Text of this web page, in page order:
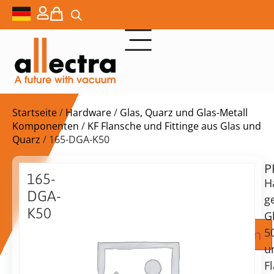
Startseite/ Hardware/ Glas, Quarz und Glas-Metall
Komponenten / KF Flansche und Fittinge aus Glas und
Quarz / 165-DGA-K50
165-
DGA-
K50
auf
Anfrage
Zur Angebotsanfrage hinzufügen